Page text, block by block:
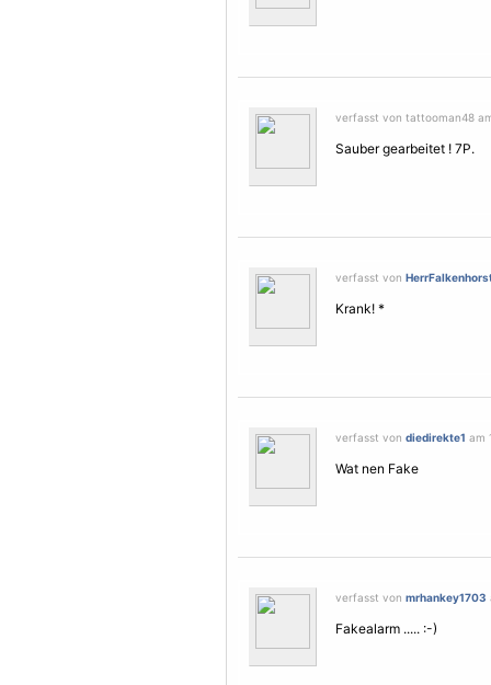
verfasst von tattooman48
Sauber gearbeitet ! 7P.
verfasst von
Krank! *
verfasst von diedirekte1 am
Wat nen Fake
verfasst von mrhankey1703
Fakealarm ..... :-)